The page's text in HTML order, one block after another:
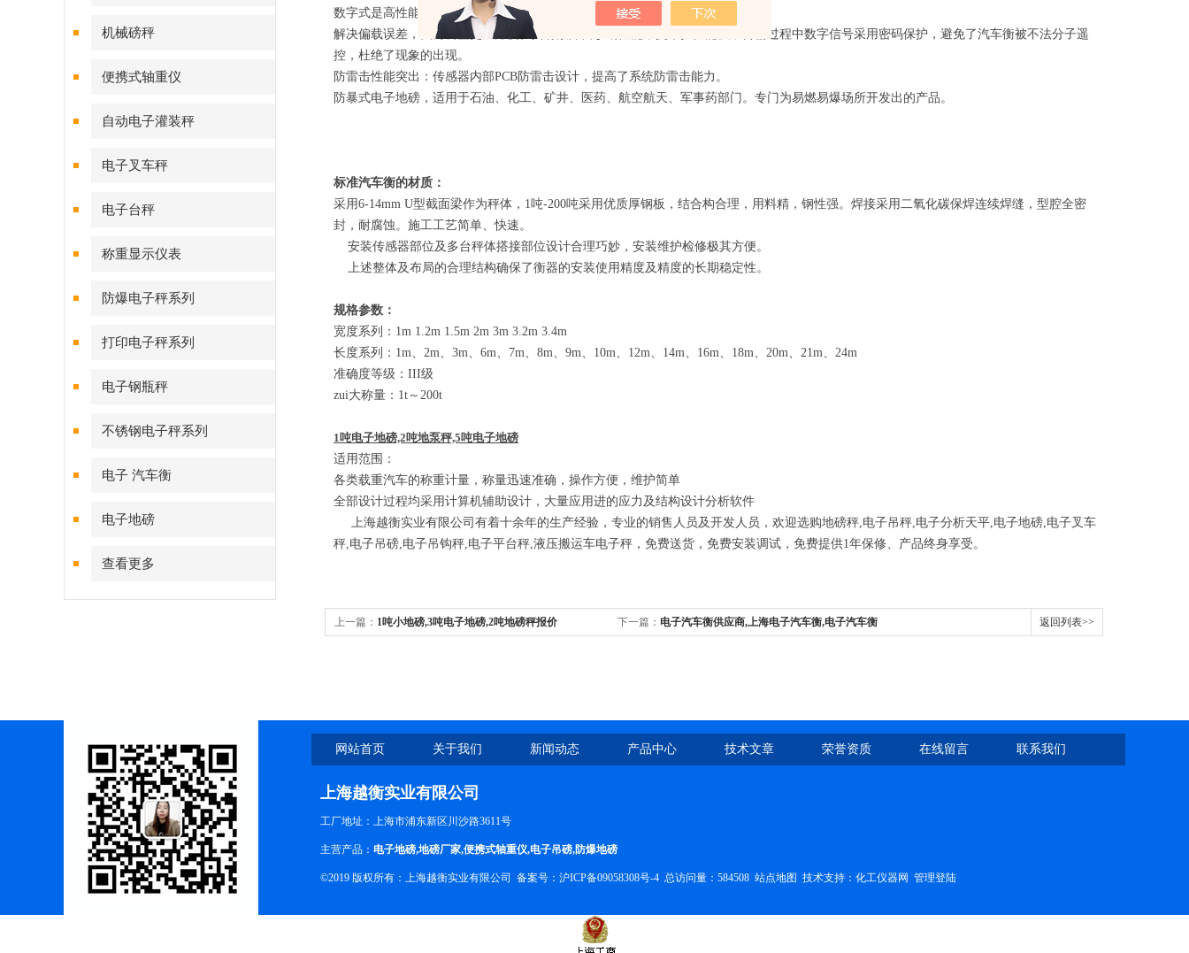
机械磅秤
便携式轴重仪
自动电子灌装秤
电子叉车秤
电子台秤
称重显示仪表
防爆电子秤系列
打印电子秤系列
电子钢瓶秤
不锈钢电子秤系列
电子 汽车衡
电子地磅
查看更多
数字式是高性能电子地磅：
解决偏载误差，四角调整更加方便。具有故障自诊断性能，抗干扰性能强，传输过程中数字信号采用密码保护，避免了汽车衡被不法分子遥
控，杜绝了现象的出现。
防雷击性能突出：传感器内部PCB防雷击设计，提高了系统防雷击能力。
防暴式电子地磅，适用于石油、化工、矿井、医药、航空航天、军事药部门。专门为易燃易爆场所开发出的产品。
标准汽车衡的材质：
采用6-14mm U型截面梁作为秤体， 1吨-200吨采用优质厚钢板，结合构合理，用料精，钢性强。焊接采用二氧化碳保焊连续焊缝，型腔全密
封，耐腐蚀。施工工艺简单、快速。
安装传感器部位及多台秤体搭接部位设计合理巧妙，安装维护检修极其方便。
上述整体及布局的合理结构确保了衡器的安装使用精度及精度的长期稳定性。
规格参数：
宽度系列： 1m 1.2m 1.5m 2m 3m 3.2m 3.4m
长度系列： 1m、 2m、 3m、 6m、 7m、 8m、 9m、 10m、 12m、 14m、 16m、 18m、 20m、 21m、 24m
准确度等级： III级
zui大称量： 1t ～ 200t
1吨电子地磅,2吨地泵秤,5吨电子地磅
适用范围：
各类载重汽车的称重计量，称量迅速准确，操作方便，维护简单
全部设计过程均采用计算机辅助设计，大量应用进的应力及结构设计分析软件
上海越衡实业有限公司有着十余年的生产经验，专业的销售人员及开发人员，欢迎选购地磅秤,电子吊秤,电子分析天平,电子地磅,电子叉车
秤,电子吊磅,电子吊钩秤,电子平台秤,液压搬运车电子秤，免费送货，免费安装调试，免费提供1年保修、产品终身享受。
上一篇： 1吨小地磅,3吨电子地磅,2吨地磅秤报价 下一篇： 电子汽车衡供应商,上海电子汽车衡,电子汽车衡 返回列表>>
网站首页 关于我们 新闻动态 产品中心 技术文章 荣誉资质 在线留言 联系我们
上海越衡实业有限公司
工厂地址：上海市浦东新区川沙路3611号
主营产品： 电子地磅,地磅厂家,便携式轴重仪,电子吊磅,防爆地磅
©2019 版权所有：上海越衡实业有限公司 备案号： 沪ICP备09058308号-4 总访问量：584508 站点地图 技术支持： 化工仪器网 管理登陆